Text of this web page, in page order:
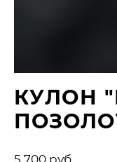
КУЛОН
5 700 pуб.